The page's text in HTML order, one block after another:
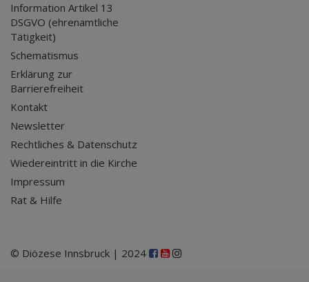
Information Artikel 13
DSGVO (ehrenamtliche
Tätigkeit)
Schematismus
Erklärung zur
Barrierefreiheit
Kontakt
Newsletter
Rechtliches & Datenschutz
Wiedereintritt in die Kirche
Impressum
Rat & Hilfe
© Diözese Innsbruck | 2024